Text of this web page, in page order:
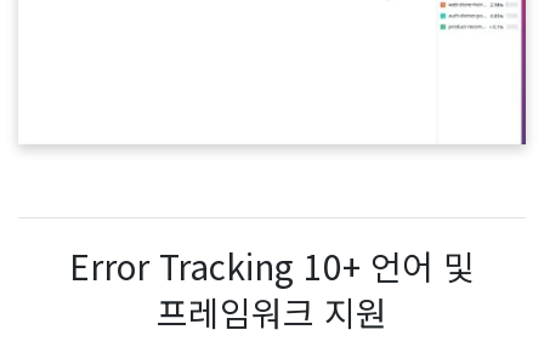
Error Tracking 10+ 언어 및
프레임워크 지원